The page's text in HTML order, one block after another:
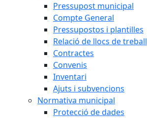
Pressupost municipal
Compte General
Pressupostos i plantilles
Relació de llocs de treball
Contractes
Convenis
Inventari
Ajuts i subvencions
Normativa municipal
Protecció de dades